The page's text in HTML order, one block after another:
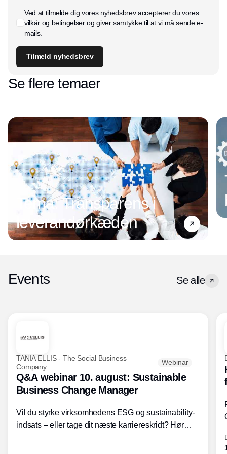
Ved at tilmelde dig vores nyhedsbrev accepterer du vores
vilkår og betingelserog giver samtykke til at vi må sende e-
mails.
Tilmeld nyhedsbrev
Se flere temaer
Tema: Transparens i
leverandørkæden
Events Se alle
TANIA ELLIS - The Social Business
Company
Webinar
Q&A webinar 10. august: Sustainable
Business Change Manager
Vil du styrke virksomhedens ESG og sustainability-
indsats – eller tage dit næste karriereskridt? Hør